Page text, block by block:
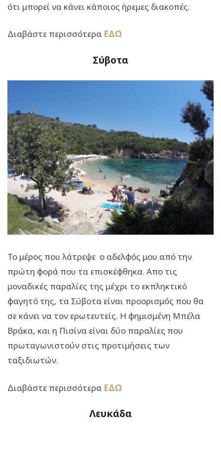
ότι μπορεί να κάνει κάποιος ήρεμες διακοπές.
Διαβάστε περισσότερα ΕΔΩ
Σύβοτα
Το μέρος που λάτρεψε ο αδελφός μου από την
πρώτη φορά που τα επισκέφθηκα. Απο τις
μοναδικές παραλίες της μέχρι το εκπληκτικό
φαγητό της, τα Σύβοτα είναι προορισμός που θα
σε κάνει να τον ερωτευτείς. Η φημισμένη Μπέλα
Βράκα, και η Πισίνα είναι δύο παραλίες που
πρωταγωνιστούν στις προτιμήσεις των
ταξιδιωτών.
Διαβάστε περισσότερα ΕΔΩ
Λευκάδα